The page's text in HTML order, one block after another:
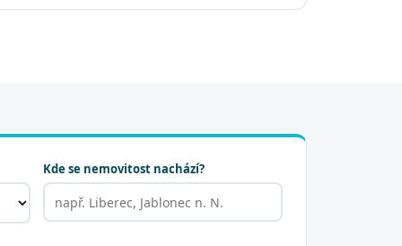
Kde se nemovitost nachází?